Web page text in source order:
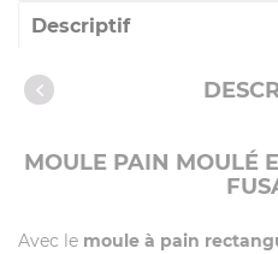
Descriptif
Caractéristiques
Recettes avec cet article
MOULE PAIN MOULÉ
Avec le moule à pain